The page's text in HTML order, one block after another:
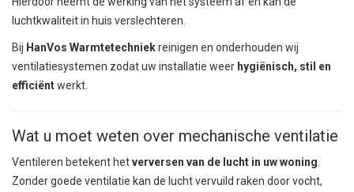
luchtkwaliteit in huis verslechteren.
Bij HanVos Warmtetechniekreinigen en onderhouden wij
ventilatiesystemen zodat uw installatie weer hygiënisch, stil en
efficiëntwerkt.
Wat u moet weten over mechanische ventilatie
Ventileren betekent hetverversen van de lucht in uw woning.
Zonder goede ventilatie kan de lucht vervuild raken door vocht,